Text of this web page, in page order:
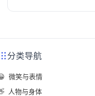
分类导航
微笑与表情
人物与身体